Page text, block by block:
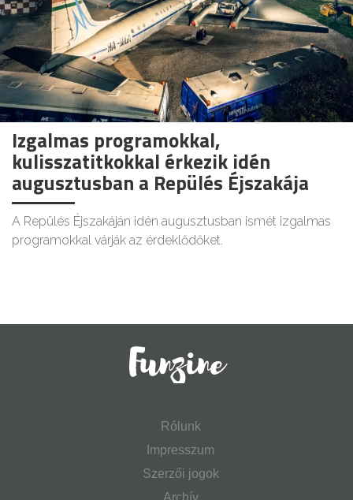
Izgalmas programokkal,
kulisszatitkokkal érkezik idén
augusztusban a Repülés Éjszakája
A Repülés Éjszakáján idén augusztusban ismét izgalmas
programokkal várják az érdeklődőket.
Rólunk
Impresszum
Szerzői jogok
Archív